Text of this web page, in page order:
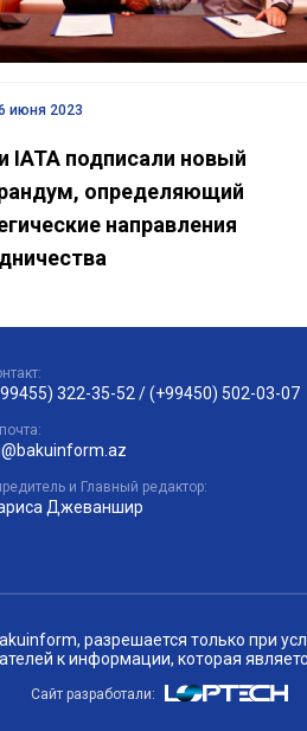
июня 2023
IATA подписали новый
определяющий
направления
322-35-52 /(+99450) 502-03-07
и Главный редактор:
Джеваншир
разрешается только при
к информации, которая
Сайт разработали: